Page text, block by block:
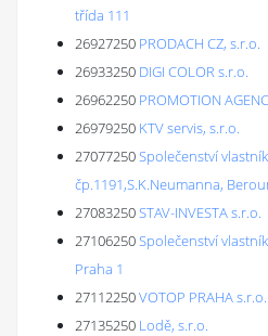
třída 111
26927250 PRODACH CZ, s.r.o.
26933250 DIGI COLOR s.r.o.
26962250 PROMOTION
26979250 KTV servis, s.r.o.
27077250Společenství
čp.1191,S.K.Neumanna,
27083250STAV-INVESTA s.r.o.
27106250Společenství
Praha 1
27112250VOTOP PRAHA s.r.o.
27135250 Lodě, s.r.o.